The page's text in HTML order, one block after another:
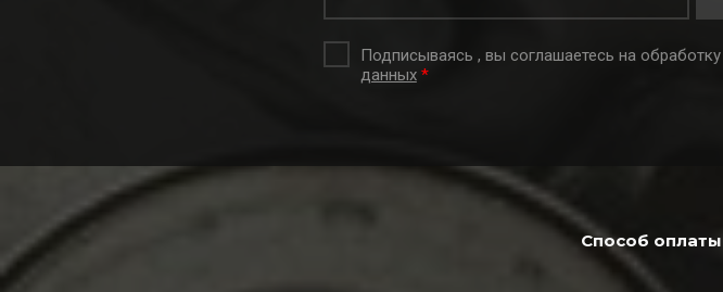
Подписываясь , вы соглашаетесь на обработку
данных *
Способ оплаты